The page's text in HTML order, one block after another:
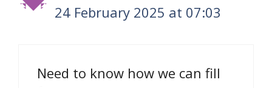
24 February 2025 at 07:03
Need to know how we can fill